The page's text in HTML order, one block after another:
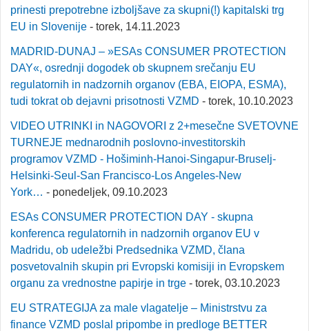
prinesti prepotrebne izboljšave za skupni(!) kapitalski trg
EU in Slovenije - torek, 14.11.2023
MADRID-DUNAJ – »ESAs CONSUMER PROTECTION
DAY«, osrednji dogodek ob skupnem srečanju EU
regulatornih in nadzornih organov (EBA, EIOPA, ESMA),
tudi tokrat ob dejavni prisotnosti VZMD - torek, 10.10.2023
VIDEO UTRINKI in NAGOVORI z 2+mesečne SVETOVNE
TURNEJE mednarodnih poslovno-investitorskih
programov VZMD - Hošiminh-Hanoi-Singapur-Bruselj-
Helsinki-Seul-San Francisco-Los Angeles-New
York… - ponedeljek, 09.10.2023
ESAs CONSUMER PROTECTION DAY - skupna
konferenca regulatornih in nadzornih organov EU v
Madridu, ob udeležbi Predsednika VZMD, člana
posvetovalnih skupin pri Evropski komisiji in Evropskem
organu za vrednostne papirje in trge - torek, 03.10.2023
EU STRATEGIJA za male vlagatelje – Ministrstvu za
finance VZMD poslal pripombe in predloge BETTER